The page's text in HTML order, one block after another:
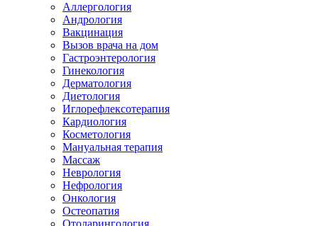
Аллергология
Андрология
Вакцинация
Вызов врача на дом
Гастроэнтерология
Гинекология
Дерматология
Диетология
Иглорефлексотерапия
Кардиология
Косметология
Мануальная терапия
Массаж
Неврология
Нефрология
Онкология
Остеопатия
Отоларингология